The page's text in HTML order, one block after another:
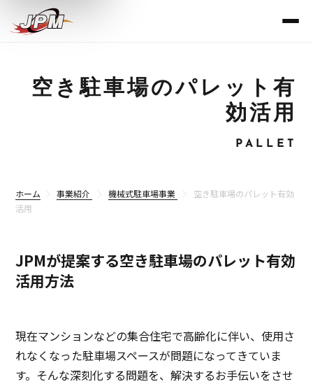
空き駐車場のパレット有
効活用
PALLET
ホーム 事業紹介 機械式駐車場事業
空き駐車場のパレット有効
活用
JPMが提案する空き駐車場のパレット有効
活用方法
現在マンションなどの集合住宅で高齢化に伴い、使用さ
れなくなった駐車場スペースが問題になってきていま
す。 そんな深刻化する問題を、解決するお手伝いをさせ